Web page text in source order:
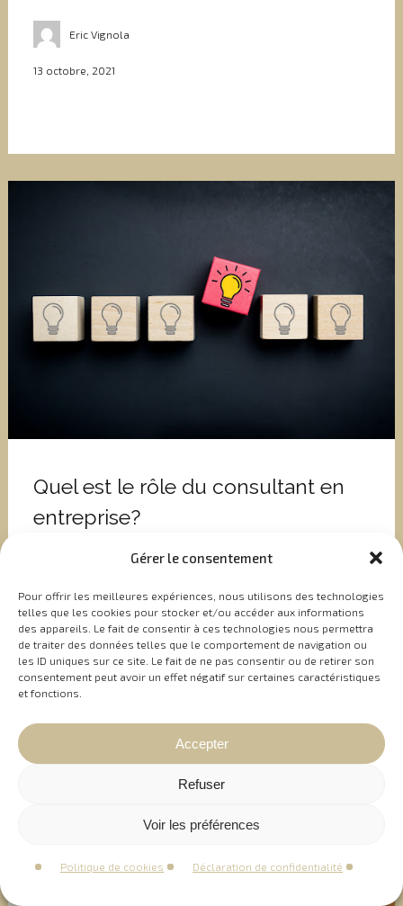
Gérer le consentement
Pour offrir les meilleures expériences, nous utilisons des technologies
telles que les cookies pour stocker et/ou accéder aux informations
des appareils. Le fait de consentir à ces technologies nous permettra
de traiter des données telles que le comportement de navigation ou
les ID uniques sur ce site. Le fait de ne pas consentir ou de retirer son
consentement peut avoir un effet négatif sur certaines caractéristiques
et fonctions.
Accepter
Refuser
Voir les préférences
Politique de cookies Déclaration de confidentialité
Eric Vignola
13 octobre, 2021
Quel est le rôle du consultant en
entreprise?
Le métier d’un consultant ou d’un conseiller va au
Eric Vignola